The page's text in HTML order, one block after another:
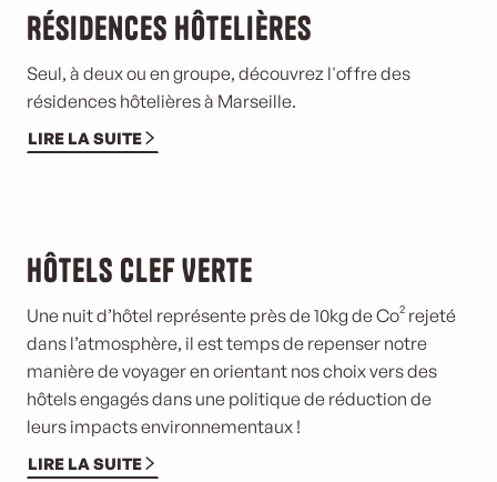
Résidences hôtelières
Seul, à deux ou en groupe, découvrez l'offre des
résidences hôtelières à Marseille.
LIRE LA SUITE
Hôtels Clef Verte
Une nuit d’hôtel représente près de 10kg de Co² rejeté
dans l’atmosphère, il est temps de repenser notre
manière de voyager en orientant nos choix vers des
hôtels engagés dans une politique de réduction de
leurs impacts environnementaux !
LIRE LA SUITE